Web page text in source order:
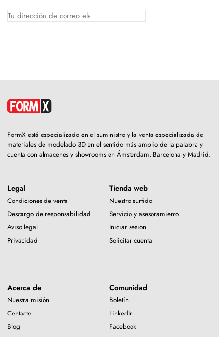
FormX está especializado en el suministro y la venta especializada de
materiales de modelado 3D en el sentido más amplio de la palabra y
cuenta con almacenes y showrooms en Ámsterdam, Barcelona y Madrid.
Legal
Condiciones de venta
Descargo de responsabilidad
Aviso legal
Privacidad
Tienda web
Nuestro surtido
Servicio y asesoramiento
Iniciar sesión
Solicitar cuenta
Acerca de
Nuestra misión
Contacto
Blog
Comunidad
Boletín
LinkedIn
Facebook